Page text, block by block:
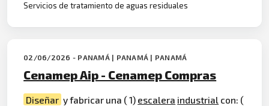
Servicios de tratamiento de aguas residuales
02/06/2026 - PANAMÁ | PANAMÁ | PANAMÁ
Cenamep Aip - Cenamep Compras
Diseñar y fabricar una ( 1) escalera industrial con: (